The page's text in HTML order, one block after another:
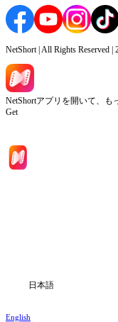
NetShort | All Rights Reserved |
NetShortアプリを開いて、も
Get
日本語
English